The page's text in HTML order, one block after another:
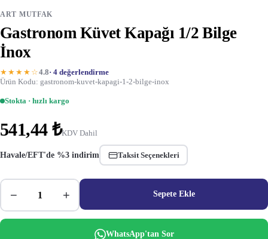
ART MUTFAK
Gastronom Küvet Kapağı 1/2 Bilge
İnox
★★★★☆4.8· 4 değerlendirme
Ürün Kodu: gastronom-kuvet-kapagi-1-2-bilge-inox
Stokta · hızlı kargo
541,44 ₺KDV Dahil
Havale/EFT'de %3 indirim Taksit Seçenekleri
− + Sepete Ekle
WhatsApp'tan Sor